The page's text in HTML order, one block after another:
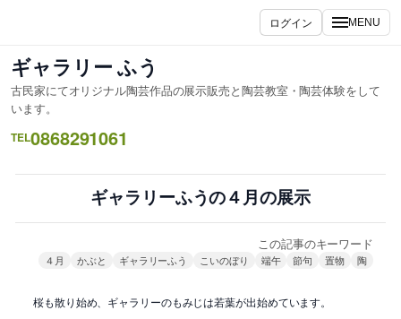
ス
キ
ッ
プ
ログイン MENU
ギャラリー ふう
古民家にてオリジナル陶芸作品の展示販売と陶芸教室・陶芸体験をして
います。
TEL0868291061
ギャラリーふうの４月の展示
この記事のキーワード
４月 かぶと ギャラリーふう こいのぼり 端午 節句 置物 陶
桜も散り始め、ギャラリーのもみじは若葉が出始めています。